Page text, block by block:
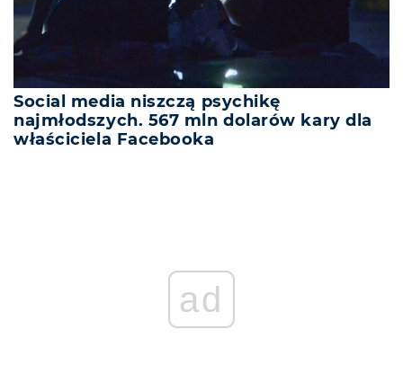
Social media niszczą psychikę
najmłodszych. 567 mln dolarów kary dla
właściciela Facebooka
ad